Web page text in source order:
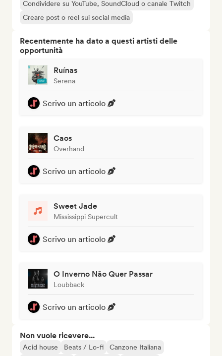
Condividere su YouTube, SoundCloud o canale Twitch
Creare post o reel sui social media
Recentemente ha dato a questi artisti delle
opportunità
Ruínas
Serena
Scrivo un articolo
Caos
Overhand
Scrivo un articolo
Sweet Jade
Mississippi Supercult
Scrivo un articolo
O Inverno Não Quer Passar
Loubback
Scrivo un articolo
Non vuole ricevere...
Acid house Beats / Lo-fi
Canzone Italiana